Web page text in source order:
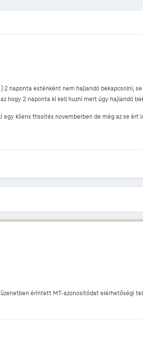
2 naponta esténként nem hajlandó bekapcsolni,
2 naponta ki kell huzni mert úgy hajlandó
kliens frissités novemberben de még az se ért
érintett MT-azonosítódat elérhetőségi